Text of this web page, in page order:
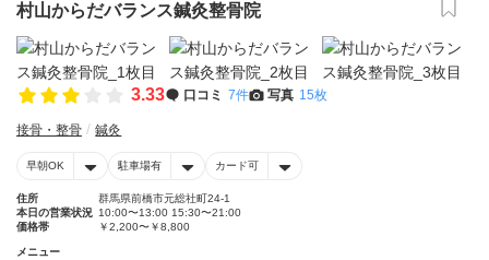
村山からだバランス鍼灸整骨院
3.33 口コミ 7件 写真 15枚
接骨・整骨 鍼灸
早朝OK 駐車場有 カード可
住所
群馬県前橋市元総社町24-1
本日の営業状況 10:00〜13:00 15:30〜21:00
価格帯
￥2,200〜￥8,800
メニュー